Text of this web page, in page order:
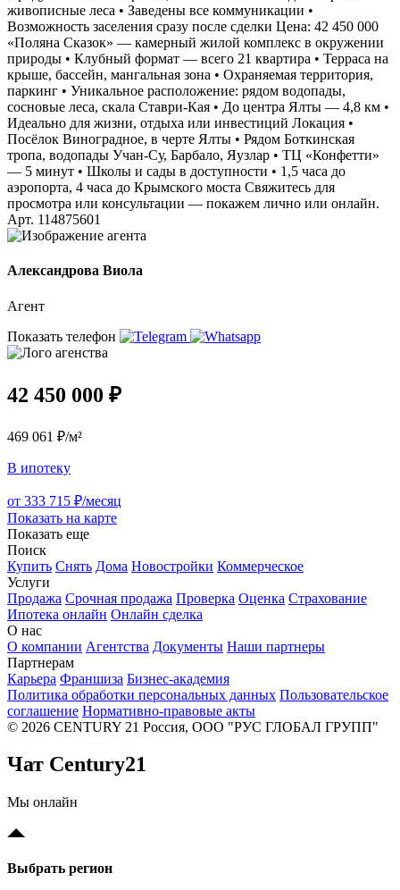
живописные леса • Заведены все коммуникации •
Возможность заселения сразу после сделки Цена: 42 450 000
«Поляна Сказок» — камерный жилой комплекс в окружении
природы • Клубный формат — всего 21 квартира • Терраса на
крыше, бассейн, мангальная зона • Охраняемая территория,
паркинг • Уникальное расположение: рядом водопады,
сосновые леса, скала Ставри-Кая • До центра Ялты — 4,8 км •
Идеально для жизни, отдыха или инвестиций Локация •
Посёлок Виноградное, в черте Ялты • Рядом Боткинская
тропа, водопады Учан-Су, Барбало, Яузлар • ТЦ «Конфетти»
— 5 минут • Школы и сады в доступности • 1,5 часа до
аэропорта, 4 часа до Крымского моста Свяжитесь для
просмотра или консультации — покажем лично или онлайн.
Арт. 114875601
Александрова Виола
Агент
Показать телефон
42 450 000 ₽
469 061 ₽/м²
В ипотеку
от 333 715 ₽/месяц
Показать на карте
Показать еще
Поиск
Купить Снять Дома Новостройки Коммерческое
Услуги
Продажа Срочная продажа Проверка Оценка Страхование
Ипотека онлайн Онлайн сделка
О нас
О компании Агентства Документы Наши партнеры
Партнерам
Карьера Франшиза Бизнес-академия
Политика обработки персональных данных Пользовательское
соглашение Нормативно-правовые акты
© 2026 CENTURY 21 Россия, ООО "РУС ГЛОБАЛ ГРУПП"
Чат Century21
Мы онлайн
Выбрать регион